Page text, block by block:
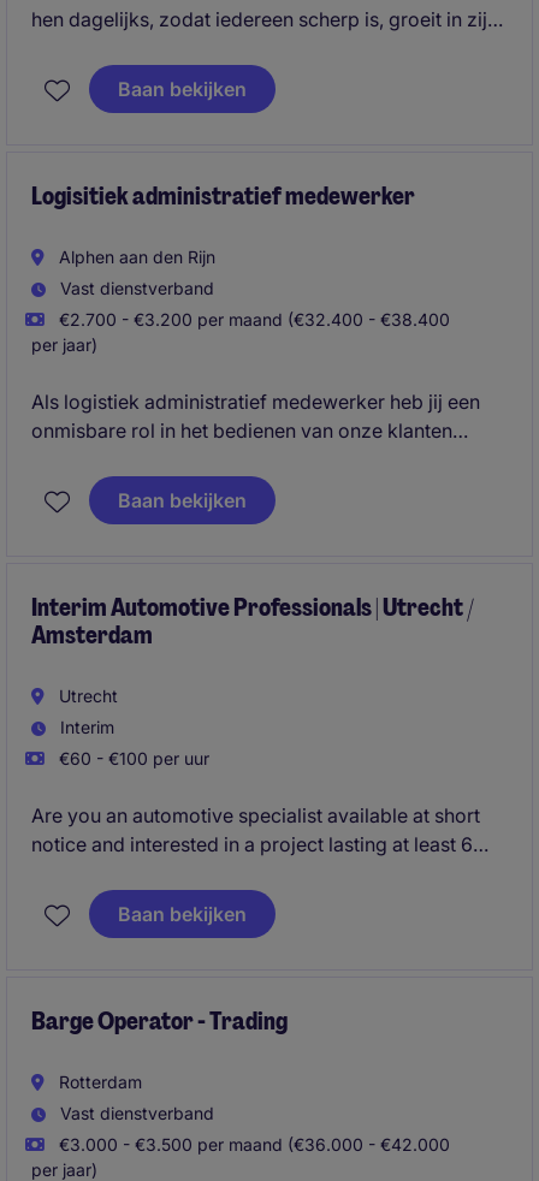
hen dagelijks, zodat iedereen scherp is, groeit in zijn
Tegelijk bewaak jij het overzicht, stuur je bij waar
nodig en zorg je dat processen en service continu
Baan bekijken
Logisitiek administratief medewerker
Alphen aan den Rijn
Vast dienstverband
€2.700 - €3.200 per maand (€32.400 - €38.400
per jaar)
Als logistiek administratief medewerker heb jij een
onmisbare rol in het bedienen van onze klanten
distributeur op het gebied van onderdelen voor de
luchtvaartindustrie. Tot hun klanten behoren alle
met business-class vliegtuigstoelen en andere
interieur onderdelen.
Baan bekijken
Interim Automotive Professionals | Utrecht /
Amsterdam
Utrecht
Interim
€60 - €100 per uur
Are you an automotive specialist available at short
notice and interested in a project lasting at least 6
are specifically looking for professionals with
experience gained within OEMs, importers,
Baan bekijken
Barge Operator - Trading
Rotterdam
Vast dienstverband
€3.000 - €3.500 per maand (€36.000 - €42.000
per jaar)